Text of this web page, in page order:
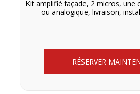
Kit amplifié façade, 2 micros, une
ou analogique, livraison,
RÉSERVER